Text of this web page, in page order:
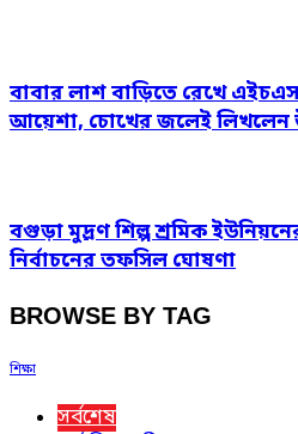
বাবার লাশ বাড়িতে রেখে
আয়েশা, চোখের জলেই লিখলেন
বগুড়া মুদ্রণ শিল্প শ্রমিক
নির্বাচনের তফসিল ঘোষণা
BROWSE BY TAG
শিক্ষা
সর্বশেষ